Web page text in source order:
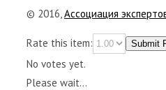
© 2016,Ассоциация
Rate this item: Submit
No votes yet.
Please wait...